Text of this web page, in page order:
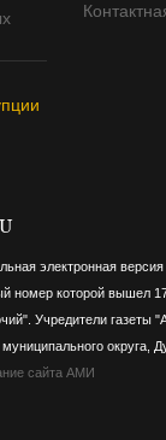
электронная
номер которой вышел
Учредители газеты
округа,
сайта АМИ